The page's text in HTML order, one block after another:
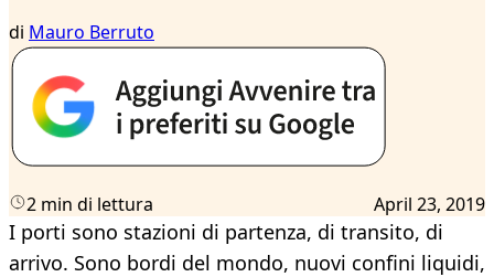
di Mauro Berruto
2 min di lettura April 23, 2019
I porti sono stazioni di partenza, di transito, di
arrivo. Sono bordi del mondo, nuovi confini liquidi,